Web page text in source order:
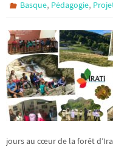
Basque, Pédagogie,
jours au cœur de la forêt